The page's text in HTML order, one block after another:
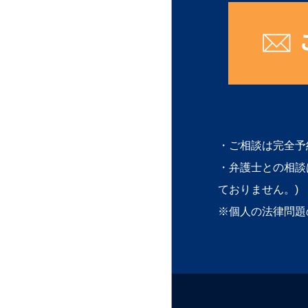
・ご相談は完全
・弁護士との相
ておりません。)
※個人の法律問題